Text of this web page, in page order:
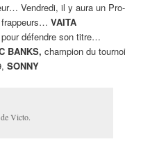
Vendredi, il y aura un Pro-
VAITA
défendre son titre…
BANKS, champion du tournoi
SONNY
Victo.